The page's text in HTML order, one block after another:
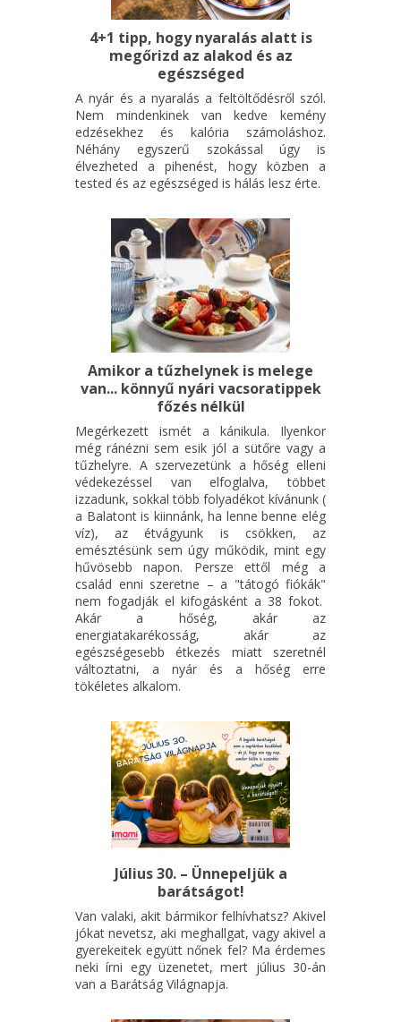
4+1 tipp, hogy nyaralás alatt is
megőrizd az alakod és az
egészséged
A nyár és a nyaralás a feltöltődésről szól.
Nem mindenkinek van kedve kemény
edzésekhez és kalória számoláshoz.
Néhány egyszerű szokással úgy is
élvezheted a pihenést, hogy közben a
tested és az egészséged is hálás lesz érte.
Amikor a tűzhelynek is melege
van... könnyű nyári vacsoratippek
főzés nélkül
Megérkezett ismét a kánikula. Ilyenkor
még ránézni sem esik jól a sütőre vagy a
tűzhelyre. A szervezetünk a hőség elleni
védekezéssel van elfoglalva, többet
izzadunk, sokkal több folyadékot kívánunk (
a Balatont is kiinnánk, ha lenne benne elég
víz), az étvágyunk is csökken, az
emésztésünk sem úgy működik, mint egy
hűvösebb napon. Persze ettől még a
család enni szeretne – a "tátogó fiókák"
nem fogadják el kifogásként a 38 fokot.
Akár a hőség, akár az
energiatakarékosság, akár az
egészségesebb étkezés miatt szeretnél
változtatni, a nyár és a hőség erre
tökéletes alkalom.
Július 30. – Ünnepeljük a
barátságot!
Van valaki, akit bármikor felhívhatsz? Akivel
jókat nevetsz, aki meghallgat, vagy akivel a
gyerekeitek együtt nőnek fel? Ma érdemes
neki írni egy üzenetet, mert július 30-án
van a Barátság Világnapja.